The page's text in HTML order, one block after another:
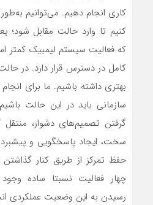
کاری انجام دهیم. می‌توانیم
کنیم تا وارد حالت مقابل شود؛
که فعالیت سیستم لیمبیک کمتر
کامل در دسترس قرار دارد. در
بهتری داشته باشیم. ما برای
سازمانی باید در این حالت
گرفتن تصمیم‌های دشوار، منتقل
سخت، ایجاد پاسخگویی و
حفظ تمرکز از طریق کنار
چهار فعالیت نسبتا ساده
رسیدن به این وضعیت عملکردی